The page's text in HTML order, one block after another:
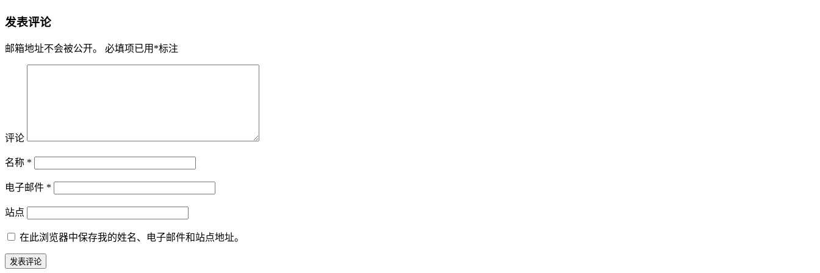
发表评论
邮箱地址不会被公开。 必填项已用 *标注
评论
名称 *
电子邮件 *
站点
在此浏览器中保存我的姓名、电子邮件和站点地址。